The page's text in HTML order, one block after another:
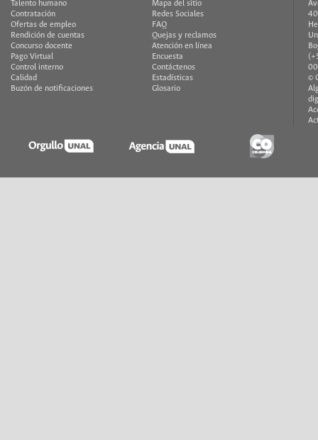
Talento humano
Contratación
Ofertas de empleo
Rendición de cuentas
Concurso docente
Pago Virtual
Control interno
Calidad
Buzón de notificaciones
Mapa del sitio
Redes Sociales
FAQ
Quejas y reclamos
Atención en línea
Encuesta
Contáctenos
Estadísticas
Glosario
©